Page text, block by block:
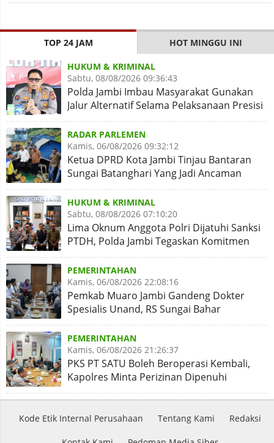
TOP 24 JAM HOT MINGGU INI
HUKUM & KRIMINAL
Sabtu, 08/08/2026 09:36:43
Polda Jambi Imbau Masyarakat Gunakan
Jalur Alternatif Selama Pelaksanaan Presisi
Merdeka Run 2026
RADAR PARLEMEN
Kamis, 06/08/2026 09:32:12
Ketua DPRD Kota Jambi Tinjau Bantaran
Sungai Batanghari Yang Jadi Ancaman
Abrasi
HUKUM & KRIMINAL
Sabtu, 08/08/2026 07:10:20
Lima Oknum Anggota Polri Dijatuhi Sanksi
PTDH, Polda Jambi Tegaskan Komitmen
Penegakan Kode Etik
PEMERINTAHAN
Kamis, 06/08/2026 22:08:16
Pemkab Muaro Jambi Gandeng Dokter
Spesialis Unand, RS Sungai Bahar
Disiapkan Naik Kelas
PEMERINTAHAN
Kamis, 06/08/2026 21:26:37
PKS PT SATU Boleh Beroperasi Kembali,
Kapolres Minta Perizinan Dipenuhi
Kode Etik Internal Perusahaan Tentang Kami Redaksi